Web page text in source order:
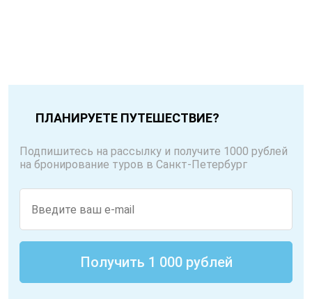
ПЛАНИРУЕТЕ ПУТЕШЕСТВИЕ?
Подпишитесь на рассылку и получите 1000 рублей
на бронирование туров в Санкт-Петербург